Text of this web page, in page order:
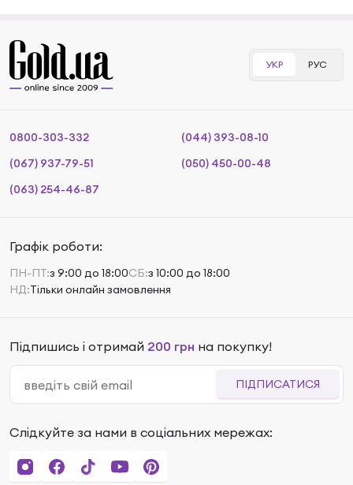
УКР РУС
0800-303-332
(044) 393-08-10
(067) 937-79-51
(050) 450-00-48
(063) 254-46-87
Графік роботи:
ПН-ПТ:з 9:00 до 18:00СБ:з 10:00 до 18:00
НД:Тільки онлайн замовлення
Підпишись і отримай 200 грн на покупку!
ПІДПИСАТИСЯ
Слідкуйте за нами в соціальних мережах: